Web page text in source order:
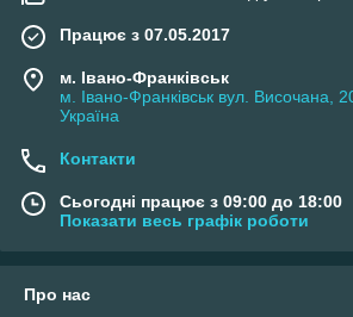
Працює з 07.05.2017
м. Івано-Франківськ
м. Івано-Франківськ вул. Височана,
Україна
Контакти
Сьогодні працює з 09:00 до 18:00
Показати весь графік роботи
Про нас